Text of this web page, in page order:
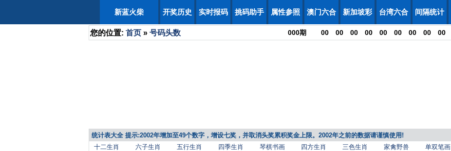
新蓝火柴 开奖历史 实时报码 挑码助手 属性参照 澳门六合 新加坡彩 台湾六合 间隔统计
您的位置: 首页 » 号码头数 000期 00 00 00 00 00 00 00 00 00
统计表大全 提示:2002年增加至49个数字，增设七奖，并取消头奖累积奖金上限。2002年之前的数据请谨慎使用!
十二生肖
六子生肖 五行生肖 四季生肖 琴棋书画 四方生肖 三色生肖 家禽野兽 单双笔画